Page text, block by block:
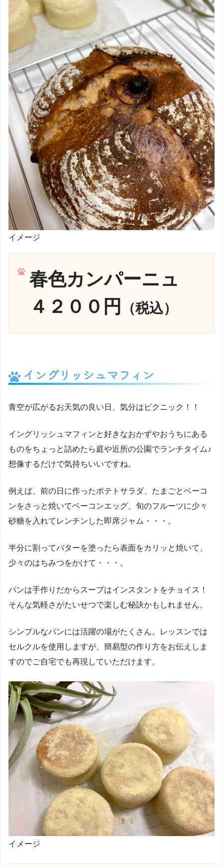
イメージ
春色カンパーニュ
４２００円
（税込）
イングリッシュマフィン
青空が広がるお天気の良い日、気分はピクニック！！
イングリッシュマフィンと好きなおかずやおうちにある
ものをちょっと詰めたら庭や近所の公園でランチタイム♪
想像するだけで気持ちいいですね。
例えば、前の日に作ったポテトサラダ、たまごとベーコ
ンをさっと焼いてベーコンエッグ、旬のフルーツに少々
砂糖を入れてレンチンした即席ジャム・・・。
半分に割ってバターを塗ったら表面をカリッと焼いて、
少々のはちみつをかけて・・・。
パンは手作りだからスープはインスタントをチョイス！
そんな気軽さがたいせつで楽しむ秘訣かもしれません。
シンプルなパンには活躍の場がたくさん。レッスンでは
セルクルを使用しますが、簡易型の作り方をお伝えしま
すのでご自宅でも再現していただけます。
イメージ